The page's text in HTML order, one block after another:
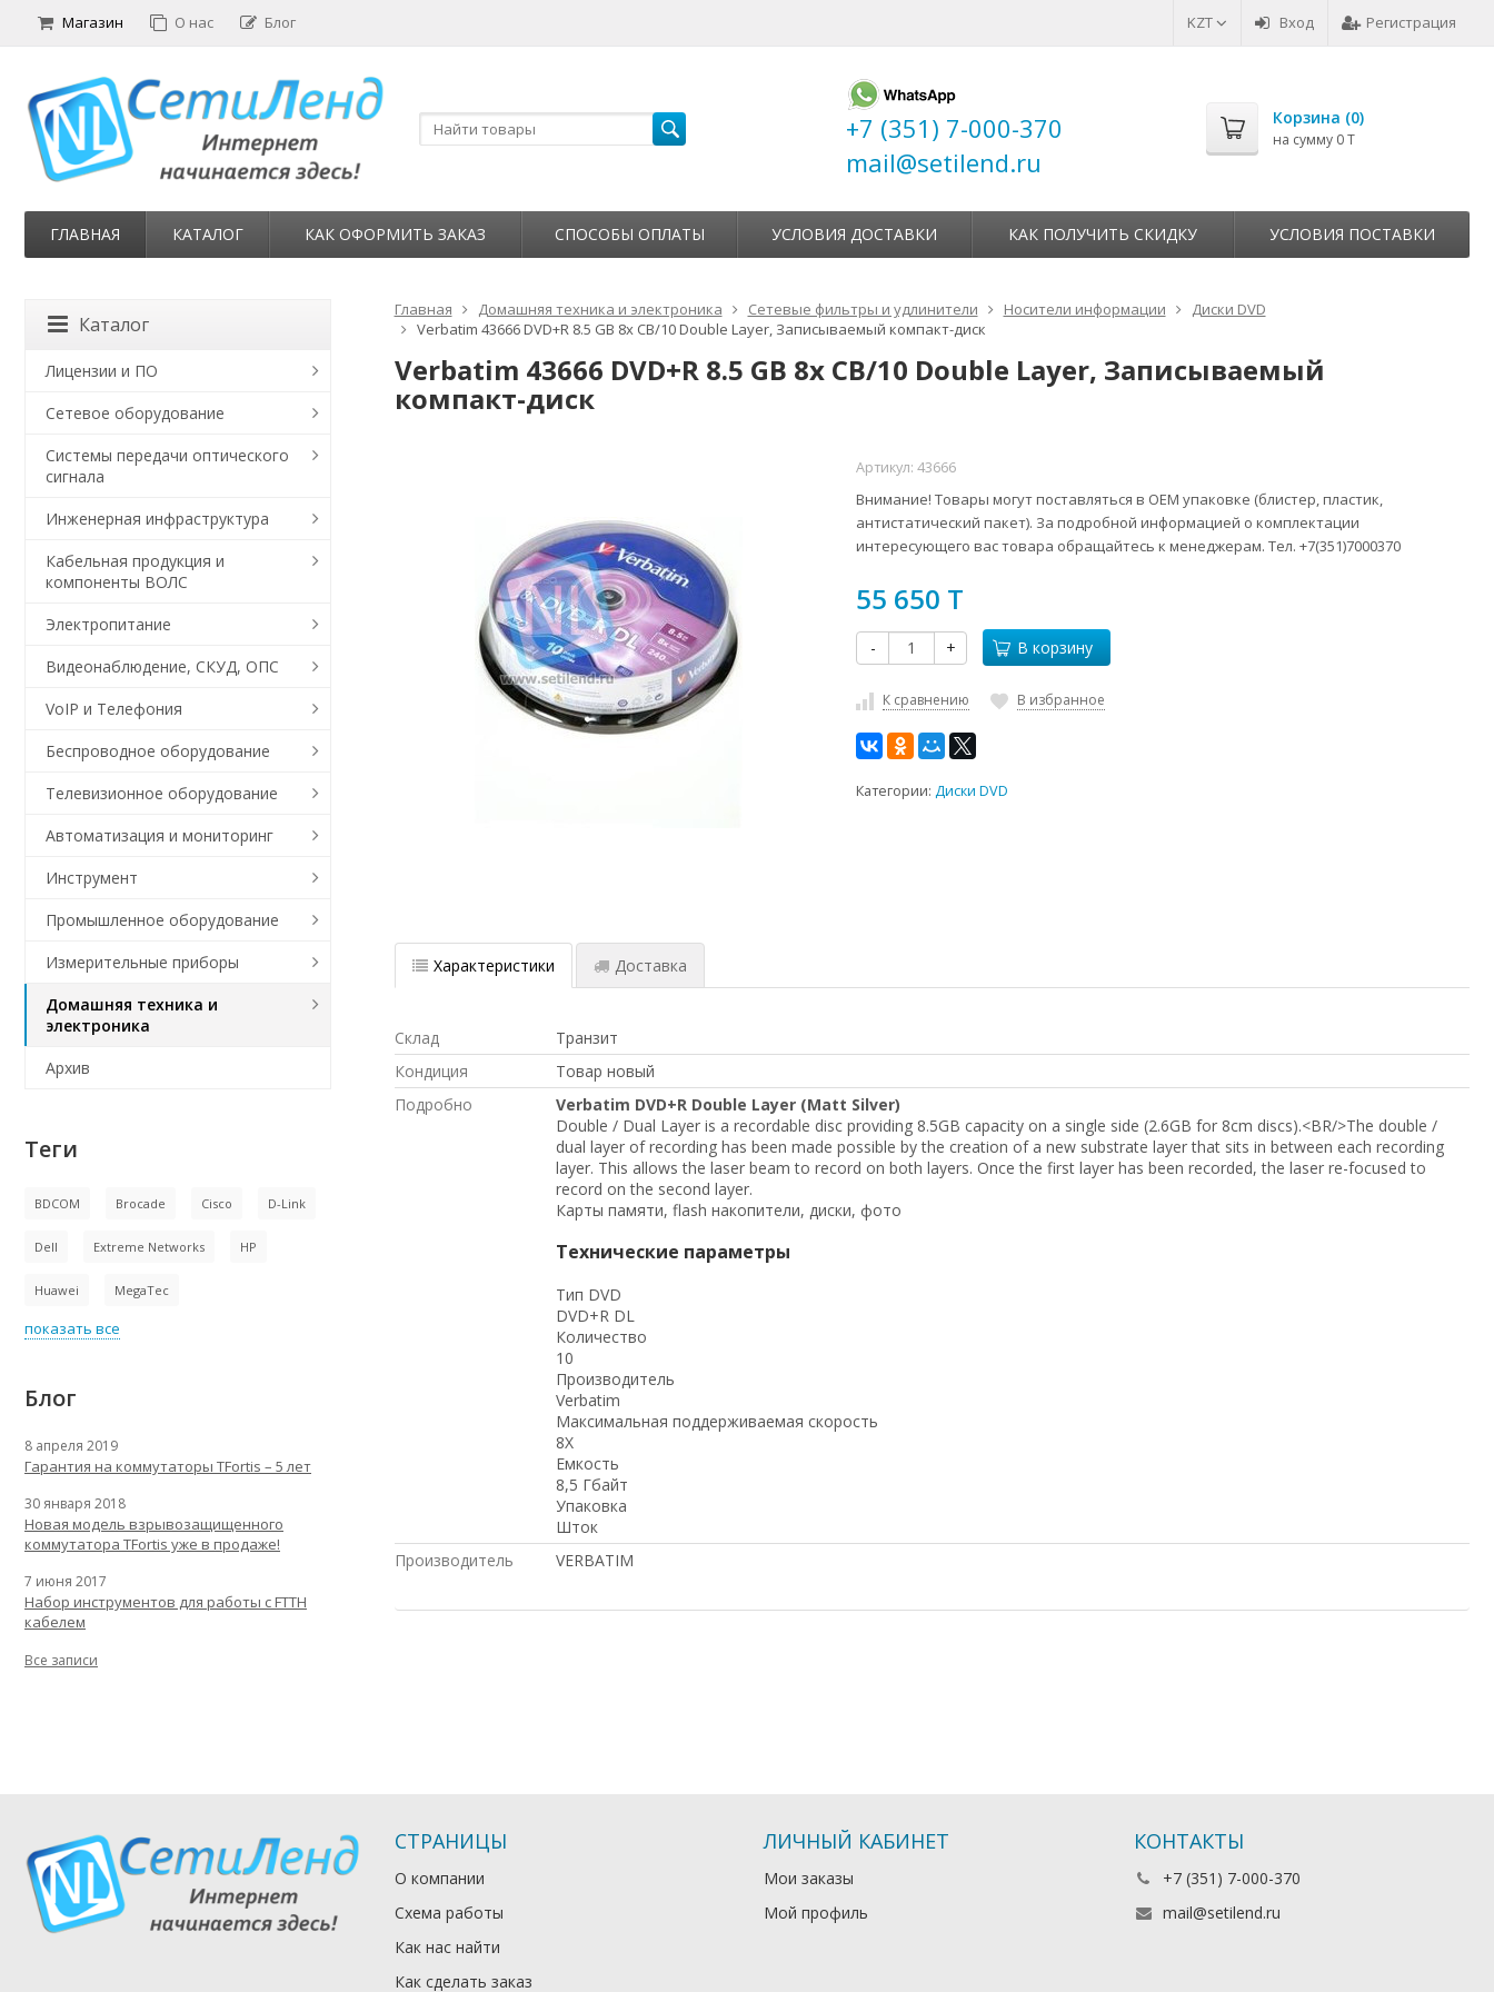
KZT Вход Регистрация
Магазин О нас Блог
+7 (351) 7-000-370
mail@setilend.ru
Корзина (0)
на сумму 0 T
ГЛАВНАЯ КАТАЛОГ КАК ОФОРМИТЬ ЗАКАЗ СПОСОБЫ ОПЛАТЫ УСЛОВИЯ ДОСТАВКИ КАК ПОЛУЧИТЬ СКИДКУ УСЛОВИЯ ПОСТАВКИ
Главная Домашняя техника и электроника Сетевые фильтры и удлинители Носители информации
Диски DVD
Verbatim 43666 DVD+R 8.5 GB 8x CB/10 Double Layer, Записываемый компакт-диск
Verbatim 43666 DVD+R 8.5 GB 8x CB/10 Double Layer, Записываемый
компакт-диск
Артикул:43666
Внимание! Товары могут поставляться в ОЕМ упаковке (блистер, пластик,
антистатический пакет). За подробной информацией о комплектации
интересующего вас товара обращайтесь к менеджерам. Тел. +7(351)7000370
55 650 T
- + В корзину
К сравнению В избранное
Категории:Диски DVD
Характеристики Доставка
Склад
Транзит
Кондиция
Товар новый
Подробно
Verbatim DVD+R Double Layer (Matt Silver)
Double / Dual Layer is a recordable disc providing 8.5GB capacity on a single side (2.6GB for 8cm discs).<BR/>The double /
dual layer of recording has been made possible by the creation of a new substrate layer that sits in between each recording
layer. This allows the laser beam to record on both layers. Once the first layer has been recorded, the laser re-focused to
record on the second layer.
Карты памяти, flash накопители, диски, фото
Технические параметры
Тип DVD
DVD+R DL
Количество
10
Производитель
Verbatim
Максимальная поддерживаемая скорость
8X
Емкость
8,5 Гбайт
Упаковка
Шток
Производитель
VERBATIM
Каталог
Лицензии и ПО
Сетевое оборудование
Системы передачи оптического
сигнала
Инженерная инфраструктура
Кабельная продукция и
компоненты ВОЛС
Электропитание
Видеонаблюдение, СКУД, ОПС
VoIP и Телефония
Беспроводное оборудование
Телевизионное оборудование
Автоматизация и мониторинг
Инструмент
Промышленное оборудование
Измерительные приборы
Домашняя техника и
электроника
Архив
Теги
BDCOM Brocade Cisco D-Link
Dell Extreme Networks HP
Huawei MegaTec
показать все
Блог
8 апреля 2019
Гарантия на коммутаторы TFortis – 5 лет
30 января 2018
Новая модель взрывозащищенного
коммутатора TFortis уже в продаже!
7 июня 2017
Набор инструментов для работы с FTTH
кабелем
Все записи
СТРАНИЦЫ
О компании
Схема работы
Как нас найти
Как сделать заказ
ЛИЧНЫЙ КАБИНЕТ
Мои заказы
Мой профиль
КОНТАКТЫ
+7 (351) 7-000-370
mail@setilend.ru